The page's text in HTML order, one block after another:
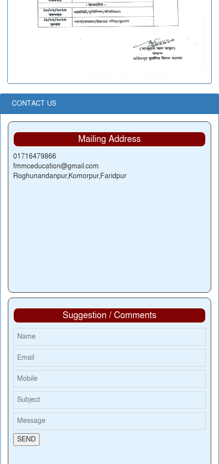
CONTACT US
Mailing Address
01716479866
fmmceducation@gmail.com
Roghunandanpur,Komorpur,Faridpur
Suggestion / Comments